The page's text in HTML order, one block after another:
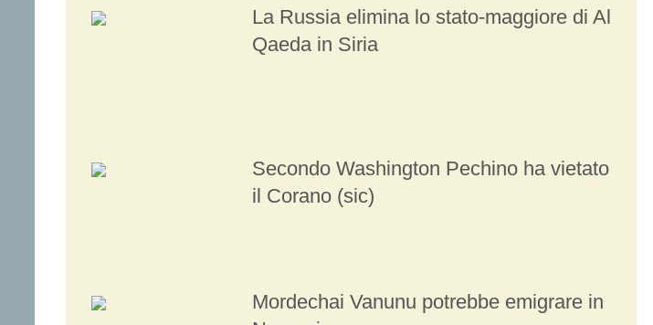
La Russia elimina lo stato-maggiore di Al
Qaeda in Siria
Secondo Washington Pechino ha vietato
il Corano (sic)
Mordechai Vanunu potrebbe emigrare in